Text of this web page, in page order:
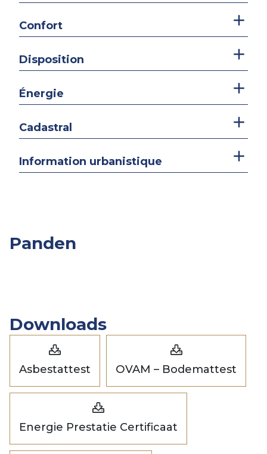
Confort
Disposition
Énergie
Cadastral
Information urbanistique
Panden
Downloads
Asbestattest OVAM – Bodemattest
Energie Prestatie Certificaat